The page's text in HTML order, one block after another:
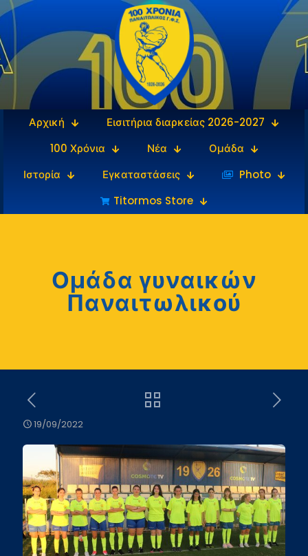
Αρχική
Εισιτήρια διαρκείας 2026-2027
100 Χρόνια
Νέα
Ομάδα
Ιστορία
Εγκαταστάσεις
‎‏‏‎ ‎Photo
Titormos Store
Ομάδα γυναικών
Παναιτωλικού
19/09/2022